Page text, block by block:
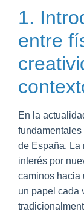
1.
entre
En la
de España. La
interés por
caminos hacia
un papel cada